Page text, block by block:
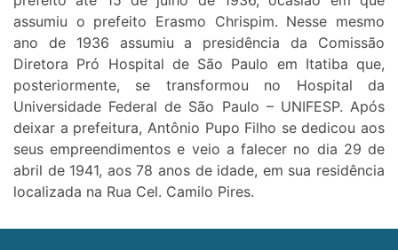
assumiu o prefeito Erasmo Chrispim. Nesse mesmo
ano de 1936 assumiu a presidência da Comissão
Diretora Pró Hospital de São Paulo em Itatiba que,
posteriormente, se transformou no Hospital da
Universidade Federal de São Paulo – UNIFESP. Após
deixar a prefeitura, Antônio Pupo Filho se dedicou aos
seus empreendimentos e veio a falecer no dia 29 de
abril de 1941, aos 78 anos de idade, em sua residência
localizada na Rua Cel. Camilo Pires.